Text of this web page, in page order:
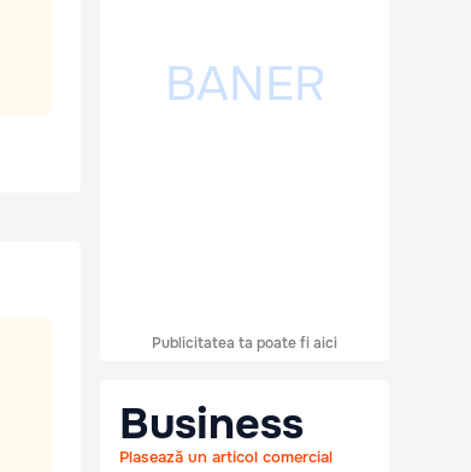
Publicitatea ta poate fi aici
Business
Plasează un articol comercial